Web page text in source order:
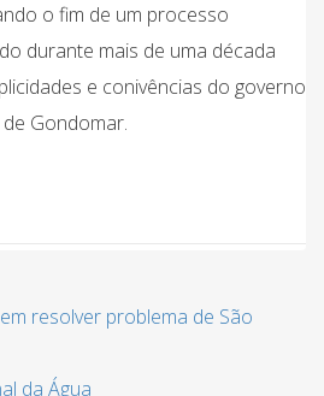
o fim de um processo
durante mais de uma década
e conivências do governo
Gondomar.
resolver problema de São
da Água